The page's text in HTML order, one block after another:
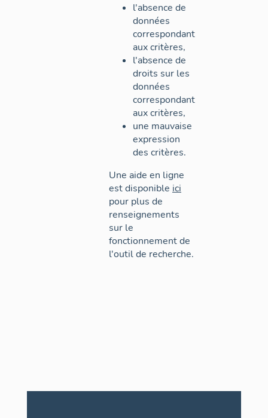
l'absence de
données
correspondant
aux critères,
l'absence de
droits sur les
données
correspondant
aux critères,
une mauvaise
expression
des critères.
Une aide en ligne
est disponible ici
pour plus de
renseignements
sur le
fonctionnement de
l'outil de recherche.